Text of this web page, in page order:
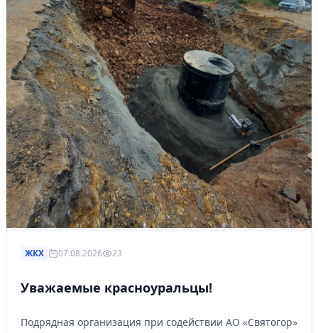
ЖКХ 07.08.2026 23
Уважаемые красноуральцы!
Подрядная организация при содействии АО «Святогор»